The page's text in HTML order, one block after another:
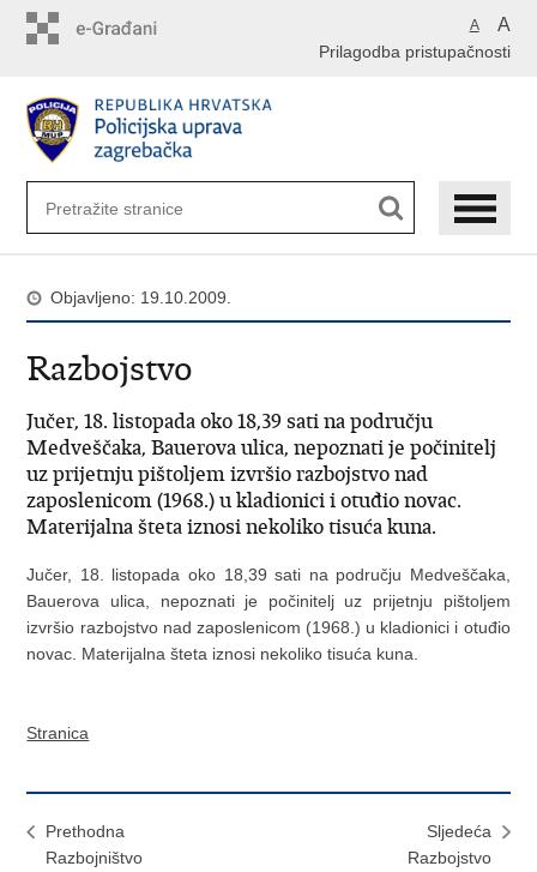
A A
Prilagodba pristupačnosti
Objavljeno: 19.10.2009.
Razbojstvo
Jučer, 18. listopada oko 18,39 sati na području
Medveščaka, Bauerova ulica, nepoznati je počinitelj
uz prijetnju pištoljem izvršio razbojstvo nad
zaposlenicom (1968.) u kladionici i otuđio novac.
Materijalna šteta iznosi nekoliko tisuća kuna.
Jučer, 18. listopada oko 18,39 sati na području Medveščaka,
Bauerova ulica, nepoznati je počinitelj uz prijetnju pištoljem
izvršio razbojstvo nad zaposlenicom (1968.) u kladionici i otuđio
novac. Materijalna šteta iznosi nekoliko tisuća kuna.
Stranica
Prethodna
Razbojništvo
Sljedeća
Razbojstvo